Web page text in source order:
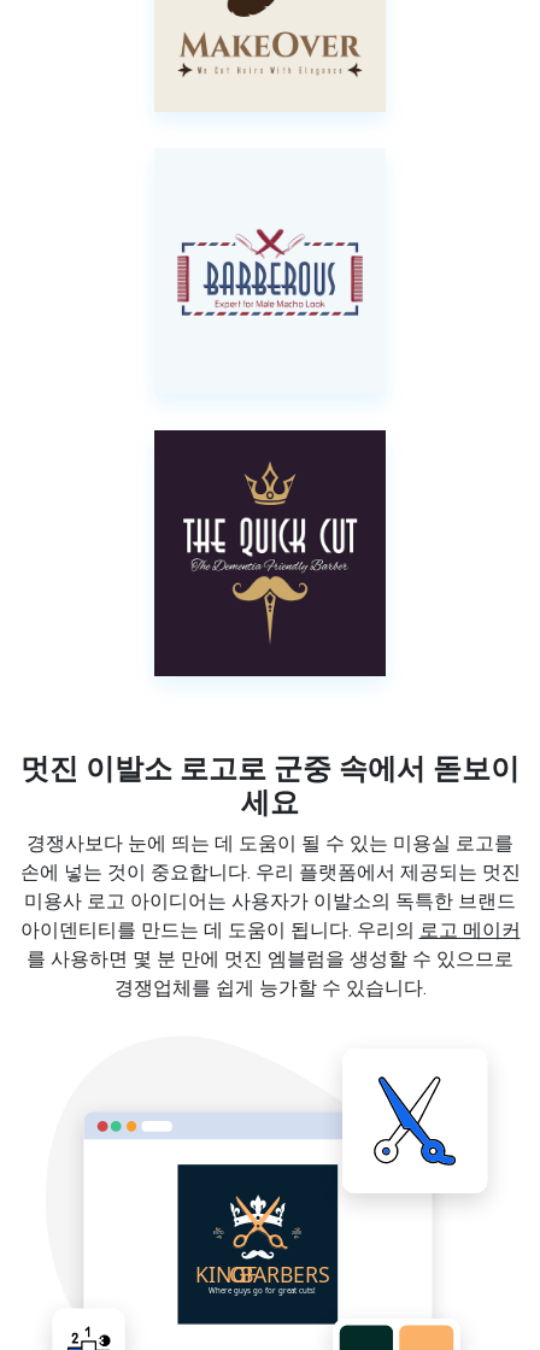
멋진 이발소 로고로 군중 속에서 돋보이
세요
경쟁사보다 눈에 띄는 데 도움이 될 수 있는 미용실 로고를
손에 넣는 것이 중요합니다. 우리 플랫폼에서 제공되는 멋진
미용사 로고 아이디어는 사용자가 이발소의 독특한 브랜드
아이덴티티를 만드는 데 도움이 됩니다. 우리의 로고 메이커
를 사용하면 몇 분 만에 멋진 엠블럼을 생성할 수 있으므로
경쟁업체를 쉽게 능가할 수 있습니다.